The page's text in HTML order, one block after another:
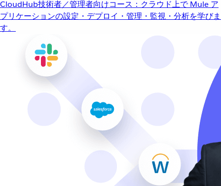
CloudHub技術者／管理者向けコース：クラウド上で Mule ア
プリケーションの設定・デプロイ・管理・監視・分析を学びま
す。